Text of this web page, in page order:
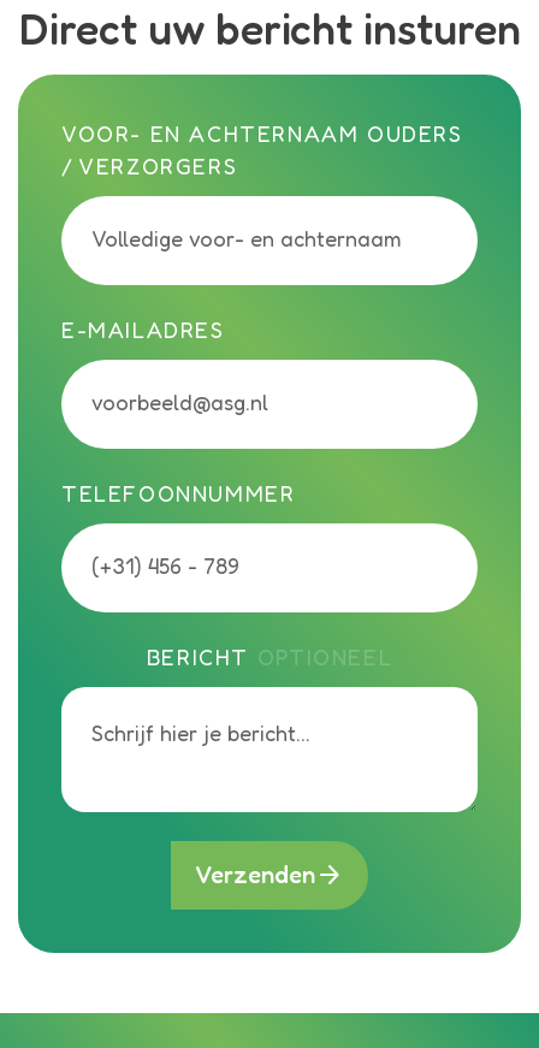
Direct uw bericht insturen
Call me back by fax
VOOR- EN ACHTERNAAM OUDERS
/ VERZORGERS
E-MAILADRES
TELEFOONNUMMER
BERICHT OPTIONEEL
Verzendenarrow_forward